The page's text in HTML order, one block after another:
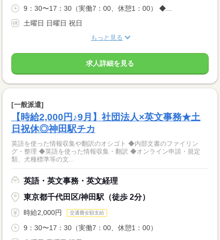
9：30〜17：30（実働7：00、休憩1：00） ◆...
土曜日 日曜日 祝日
もっと見る
求人詳細を見る
[一般派遣]
【時給2,000円♪9月】社団法人×英文事務★土
日祝休◎神田駅チカ
英語を使った情報収集や翻訳のオシゴト ◆内部文書のファイリン
グ・整理 ◆英語を使った情報収集・翻訳 ◆オンライン申請・規定
類、犬種標準等の文...
英語・英文事務・英文経理
東京都千代田区/神田駅（徒歩 2分）
時給2,000円 交通費全額支給
9：30〜17：30（実働7：00、休憩1：00）